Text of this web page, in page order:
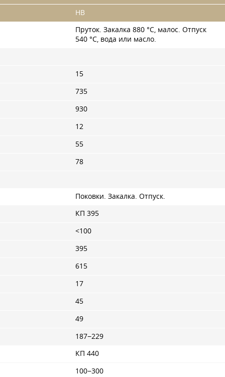
HB
Пруток. Закалка 880 °C, малос. Отпуск
540 °C, вода или масло.
15
735
930
12
55
78
Поковки. Закалка. Отпуск.
КП 395
<100
395
615
17
45
49
187−229
КП 440
100−300